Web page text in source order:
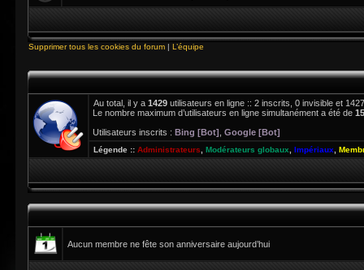
Supprimer tous les cookies du forum | L’équipe
Au total, il y a 1429 utilisateurs en ligne :: 2 inscrits, 0 invisible et
Le nombre maximum d’utilisateurs en ligne simultanément a été de
Utilisateurs inscrits : Bing [Bot] Google [Bot]
Légende :: Administrateurs Modérateurs globaux Impériaux
Aucun membre ne fête son anniversaire aujourd’hui